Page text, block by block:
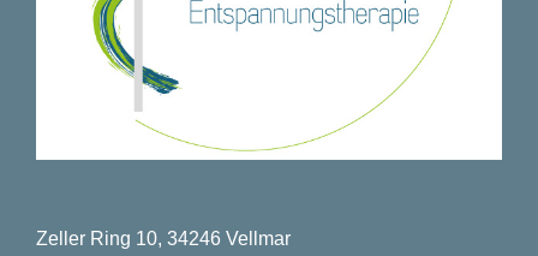
Zeller Ring 10, 34246 Vellmar